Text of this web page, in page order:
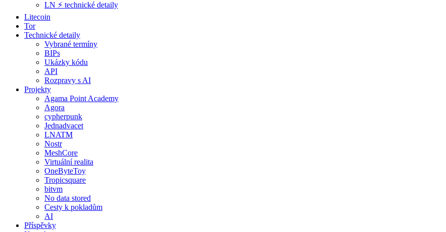
LN ⚡️ technické detaily
Litecoin
Tor
Technické detaily
Vybrané termíny
BIPs
Ukázky kódu
API
Rozpravy s AI
Projekty
Agama Point Academy
Agora
cypherpunk
Jednadvacet
LNATM
Nostr
MeshCore
Virtuální realita
OneByteToy
Tropicsquare
bitvm
No data stored
Cesty k pokladům
AI
Příspěvky